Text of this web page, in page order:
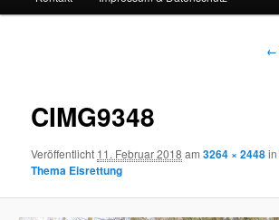
←
CIMG9348
Veröffentlicht 11. Februar 2018 am3264 × 2448
Thema Eisrettung